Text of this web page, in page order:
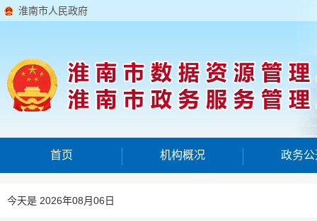
淮南市人民政府
首页 机构概况 政务公
今天是 2026年08月06日